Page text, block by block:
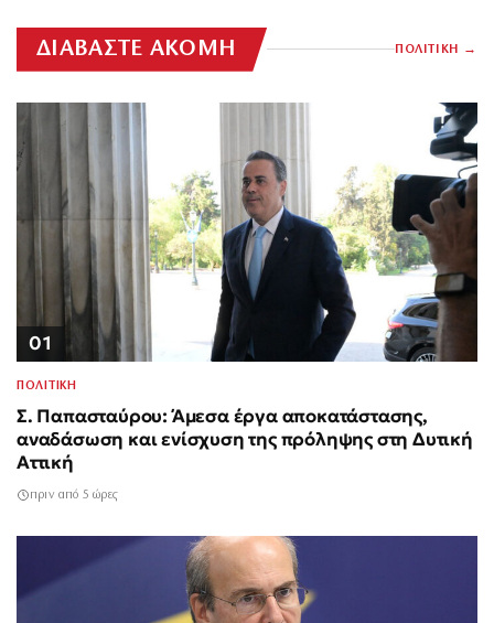
ΔΙΑΒΑΣΤΕ ΑΚΟΜΗ ΠΟΛΙΤΙΚΗ
01
ΠΟΛΙΤΙΚΗ
Σ. Παπασταύρου: Άμεσα έργα αποκατάστασης,
αναδάσωση και ενίσχυση της πρόληψης στη Δυτική
Αττική
πριν από 5 ώρες